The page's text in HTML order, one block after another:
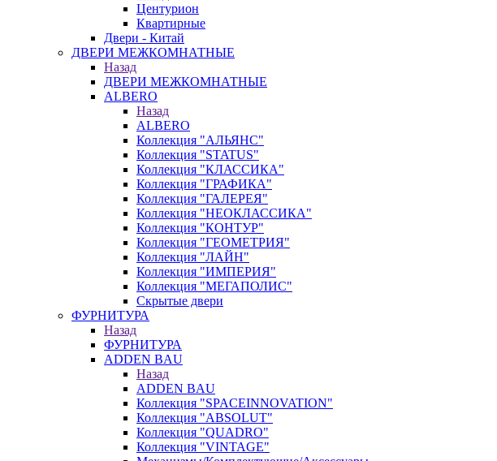
Центурион
Квартирные
Двери - Китай
ДВЕРИ МЕЖКОМНАТНЫЕ
Назад
ДВЕРИ МЕЖКОМНАТНЫЕ
ALBERO
Назад
ALBERO
Коллекция "АЛЬЯНС"
Коллекция "STATUS"
Коллекция "КЛАССИКА"
Коллекция "ГРАФИКА"
Коллекция "ГАЛЕРЕЯ"
Коллекция "НЕОКЛАССИКА"
Коллекция "КОНТУР"
Коллекция "ГЕОМЕТРИЯ"
Коллекция "ЛАЙН"
Коллекция "ИМПЕРИЯ"
Коллекция "МЕГАПОЛИС"
Скрытые двери
ФУРНИТУРА
Назад
ФУРНИТУРА
ADDEN BAU
Назад
ADDEN BAU
Коллекция "SPACEINNOVATION"
Коллекция "ABSOLUT"
Коллекция "QUADRO"
Коллекция "VINTAGE"